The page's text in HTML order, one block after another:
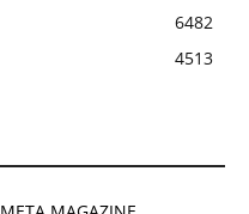
6482
4513